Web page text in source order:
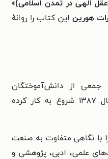
الهی در تمدن اسلامی)»
هورین این کتاب را روانهٔ
از دانش‌آموختگان
دانشگاه‌های برتر کشور در سال ۱۳۸۷ شروع به کار کرده
با نگاهی متفاوت به صنعت
علمی، ادبی، پژوهشی و